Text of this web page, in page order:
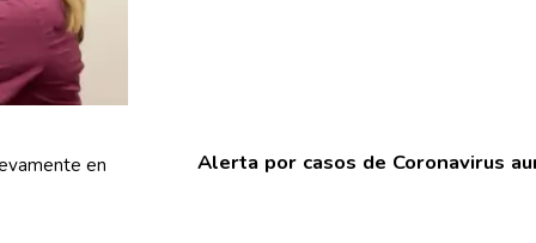
Alerta por casos de Coronavirus